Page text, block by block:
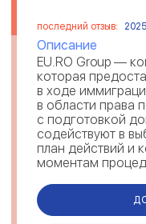
последний отзыв:
Описание
EU.RO Group —
которая
в ходе
в области права
с подготовкой
содействуют в
план действий и
моментам